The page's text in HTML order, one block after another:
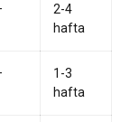
2-4
hafta
1-3
hafta